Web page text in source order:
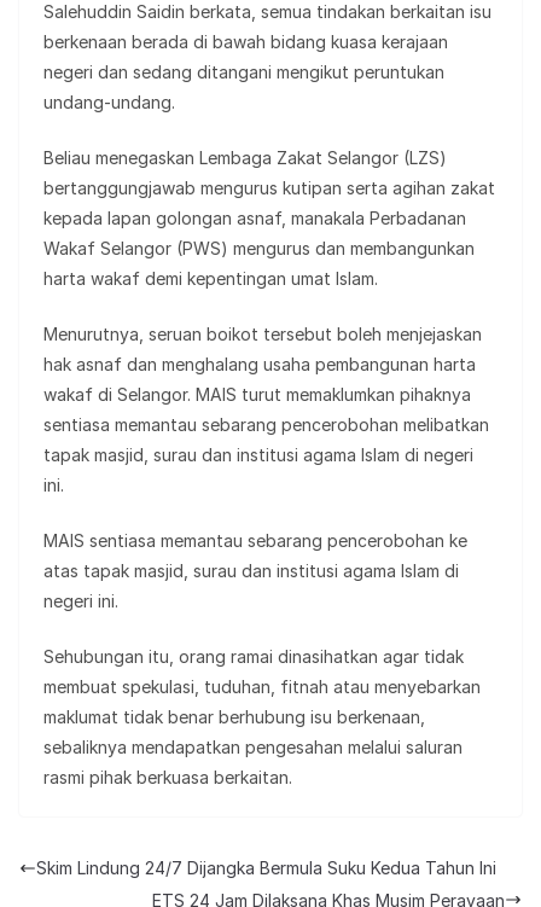
Salehuddin Saidin berkata, semua tindakan berkaitan isu
berkenaan berada di bawah bidang kuasa kerajaan
negeri dan sedang ditangani mengikut peruntukan
undang-undang.
Beliau menegaskan Lembaga Zakat Selangor (LZS)
bertanggungjawab mengurus kutipan serta agihan zakat
kepada lapan golongan asnaf, manakala Perbadanan
Wakaf Selangor (PWS) mengurus dan membangunkan
harta wakaf demi kepentingan umat Islam.
Menurutnya, seruan boikot tersebut boleh menjejaskan
hak asnaf dan menghalang usaha pembangunan harta
wakaf di Selangor. MAIS turut memaklumkan pihaknya
sentiasa memantau sebarang pencerobohan melibatkan
tapak masjid, surau dan institusi agama Islam di negeri
ini.
MAIS sentiasa memantau sebarang pencerobohan ke
atas tapak masjid, surau dan institusi agama Islam di
negeri ini.
Sehubungan itu, orang ramai dinasihatkan agar tidak
membuat spekulasi, tuduhan, fitnah atau menyebarkan
maklumat tidak benar berhubung isu berkenaan,
sebaliknya mendapatkan pengesahan melalui saluran
rasmi pihak berkuasa berkaitan.
Skim Lindung 24/7 Dijangka Bermula Suku Kedua Tahun Ini
ETS 24 Jam Dilaksana Khas Musim Perayaan